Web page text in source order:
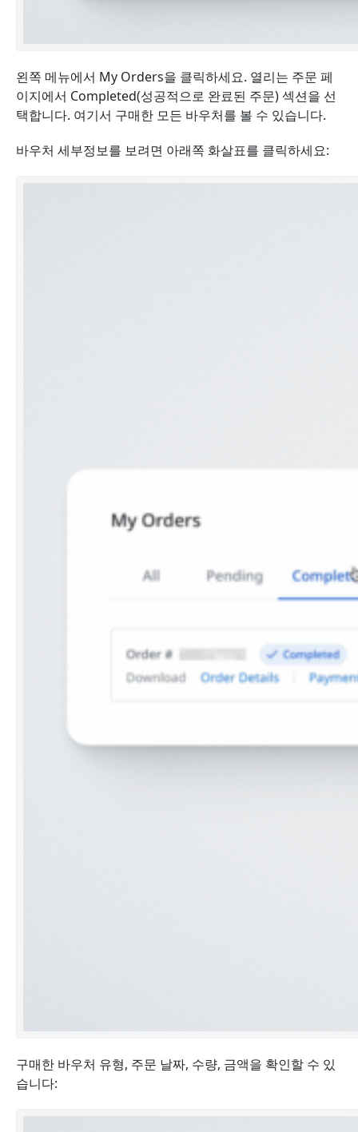
왼쪽 메뉴에서 My Orders을 클릭하세요. 열리는 주문 페
이지에서 Completed(성공적으로 완료된 주문) 섹션을 선
택합니다. 여기서 구매한 모든 바우처를 볼 수 있습니다.
바우처 세부정보를 보려면 아래쪽 화살표를 클릭하세요:
구매한 바우처 유형, 주문 날짜, 수량, 금액을 확인할 수 있
습니다: